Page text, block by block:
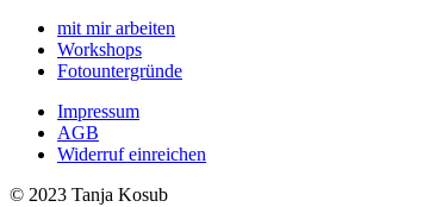
mit mir arbeiten
Workshops
Fotountergründe
Impressum
AGB
Widerruf einreichen
© 2023 Tanja Kosub